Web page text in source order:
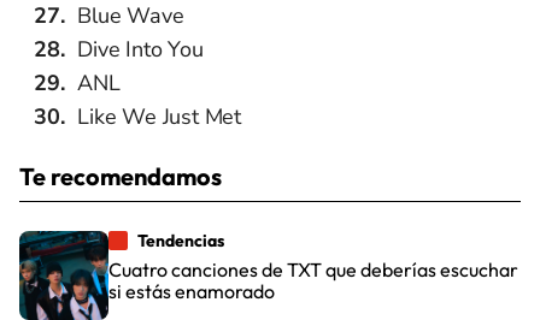
Blue Wave
Dive Into You
ANL
Like We Just Met
Te recomendamos
Tendencias
Cuatro canciones de TXT que deberías escuchar
si estás enamorado